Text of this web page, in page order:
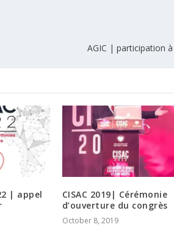
AGIC | participation à
| appel
CISAC 2019| Cérémonie
d’ouverture du congrès
October 8, 2019